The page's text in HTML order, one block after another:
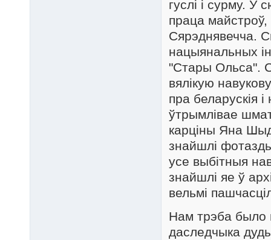
гуслі і сурму. У
праца майстроў,
Сярэднявечча.
нацыянальных
"Стары Ольса".
вялікую
пра беларускія
ўтрымлівае
карціны Яна
знайшлі
усе выбітныя
знайшлі яе ў
вельмі
Нам трэба было
даследчыка